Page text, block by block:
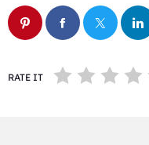
RATE IT